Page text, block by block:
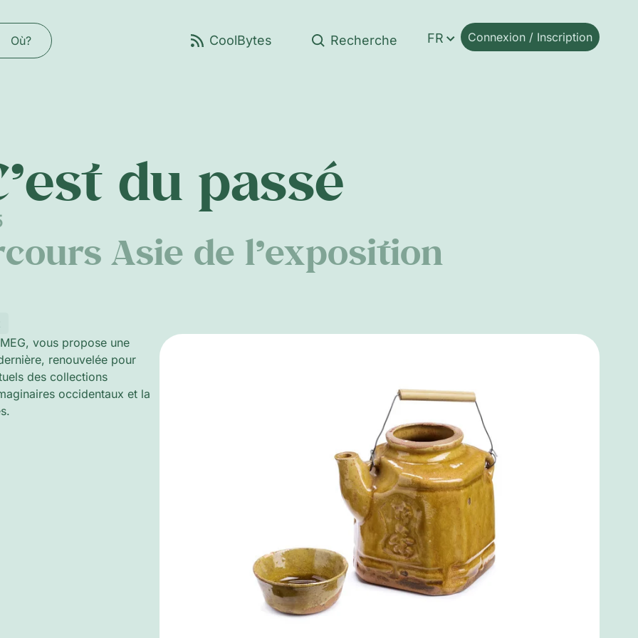
Où? FR Connexion / Inscription
du passé
Asie de l’exposition
vous propose une
renouvelée pour
des collections
occidentaux et la